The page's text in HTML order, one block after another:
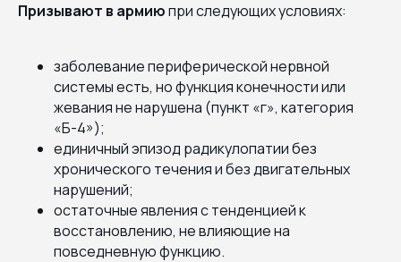
Призывают в армиюпри следующих условиях:
заболевание периферической нервной
системы есть, но функция конечности или
жевания не нарушена (пункт «г», категория
«Б-4»);
единичный эпизод радикулопатии без
хронического течения и без двигательных
нарушений;
остаточные явления с тенденцией к
восстановлению, не влияющие на
повседневную функцию.